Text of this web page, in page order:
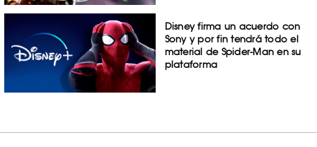
Disney firma un acuerdo con
Sony y por fin tendrá todo el
material de Spider-Man en su
plataforma